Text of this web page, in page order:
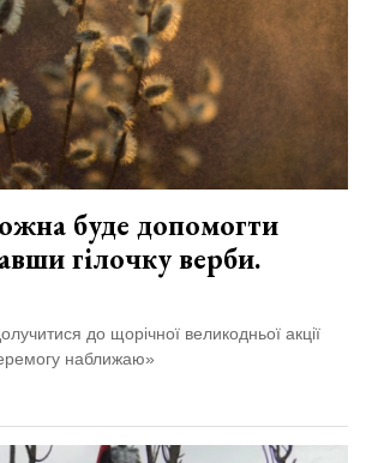
буде допомогти
гілочку верби.
до щорічної великодньої акції
наближаю»